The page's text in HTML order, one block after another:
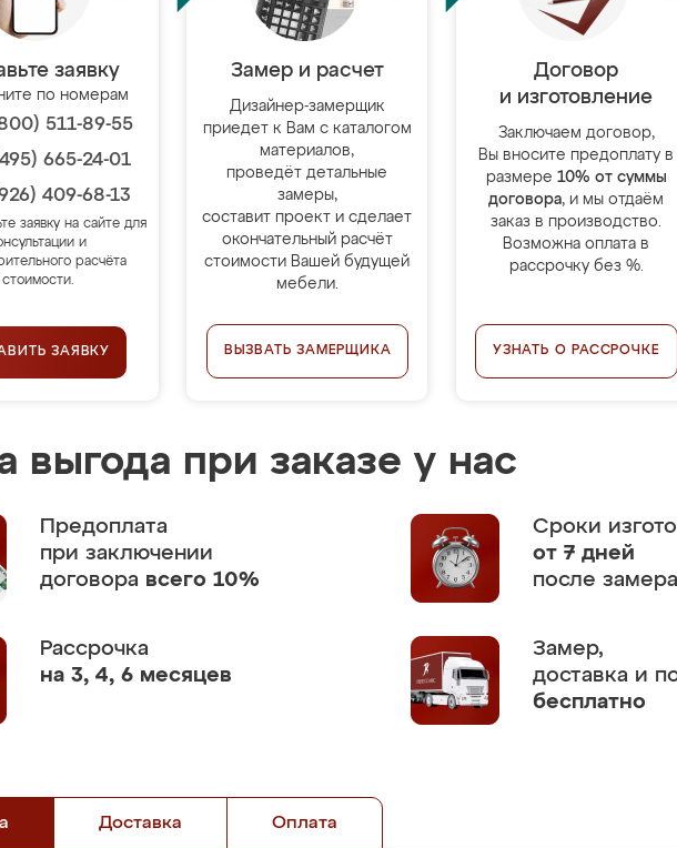
заявку
по номерам
511-89-55
665-24-01
409-68-13
заявку на сайте для
и
расчёта
стоимости.
ЗАЯВКУ
Замер и расчет
Дизайнер-замерщик
приедет к Вам с каталогом
материалов,
проведёт детальные
замеры,
составит проект и сделает
окончательный расчёт
стоимости Вашей будущей
мебели.
ВЫЗВАТЬ ЗАМЕРЩИКА
Договор
и изготовление
Заключаем договор,
Вы вносите предоплату в
размере 10% от суммы
договора, и мы отдаём
заказ в производство.
Возможна оплата в
рассрочку без %.
УЗНАТЬ О РАССРОЧКЕ
выгода при заказе у нас
Предоплата
при заключении
договора всего 10%
Сроки
от 7 дней
после замера
Рассрочка
на 3, 4, 6 месяцев
Замер,
доставка и
бесплатно
Доставка Оплата